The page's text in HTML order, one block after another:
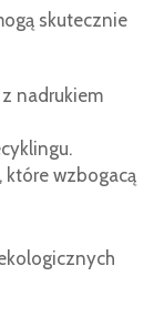
skutecznie
nadrukiem
które wzbogacą